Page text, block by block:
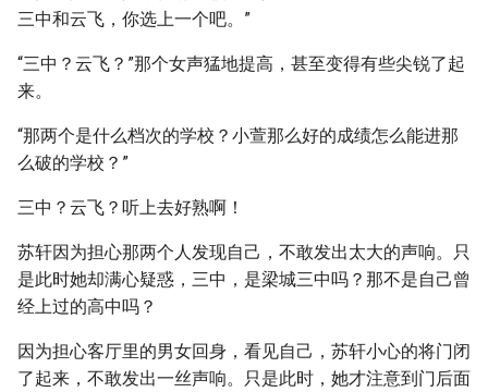
三中和云飞，你选上一个吧。”
“三中？云飞？”那个女声猛地提高，甚至变得有些尖锐了起
来。
“那两个是什么档次的学校？小萱那么好的成绩怎么能进那
么破的学校？”
三中？云飞？听上去好熟啊！
苏轩因为担心那两个人发现自己，不敢发出太大的声响。只
是此时她却满心疑惑，三中，是梁城三中吗？那不是自己曾
经上过的高中吗？
因为担心客厅里的男女回身，看见自己，苏轩小心的将门闭
了起来，不敢发出一丝声响。只是此时，她才注意到门后面